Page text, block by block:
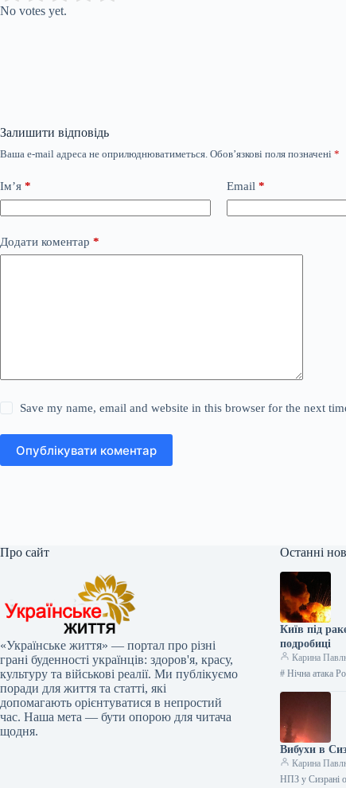
No votes yet.
Залишити відповідь
Ваша e-mail адреса не оприлюднюватиметься. Обов’язкові поля позначені *
Ім’я * Email *
Додати коментар *
Save my name, email and website in this browser for the next
Опублікувати коментар
Про сайт
«Українське життя» — портал про різні
грані буденності українців: здоров'я, красу,
культуру та військові реалії. Ми публікуємо
поради для життя та статті, які
допомагають орієнтуватися в непростий
час. Наша мета — бути опорою для читача
щодня.
Останні
Київ під
подробиці
Карина
# Нічна атака
Вибухи в
Карина
НПЗ у Сизрані